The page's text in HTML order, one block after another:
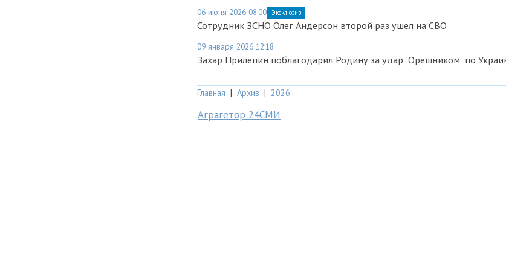
06 июня 2026 08:00 Эксклюзив
Сотрудник ЗСНО Олег Андерсон второй раз ушел на СВО
09 января 2026 12:18
Захар Прилепин поблагодарил Родину за удар "Орешником" по
Главная | Архив | 2026
Аграгетор 24СМИ